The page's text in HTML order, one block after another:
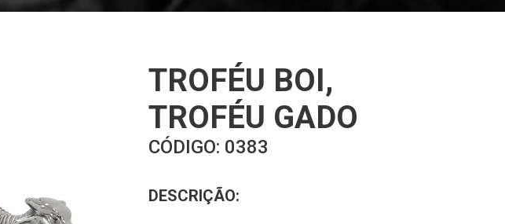
TROFÉU BOI,
TROFÉU GADO
CÓDIGO: 0383
DESCRIÇÃO: